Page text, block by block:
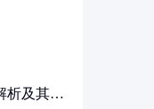
析及其在